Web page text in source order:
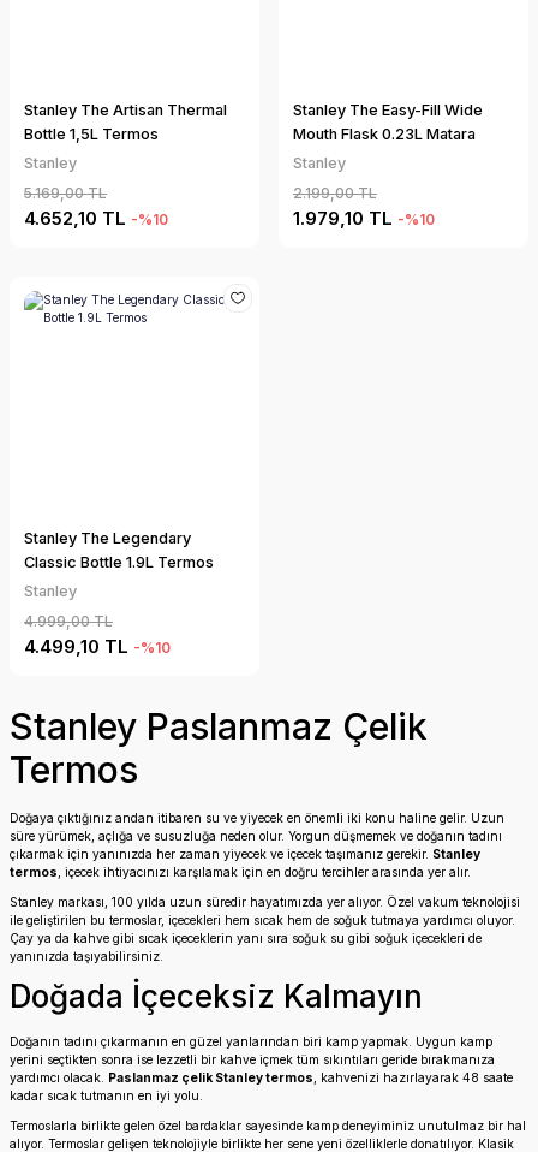
Stanley The Artisan Thermal
Bottle 1,5L Termos
Stanley
5.169,00 TL
4.652,10 TL -%10
Stanley The Easy-Fill Wide
Mouth Flask 0.23L Matara
Stanley
2.199,00 TL
1.979,10 TL -%10
Stanley The Legendary
Classic Bottle 1.9L Termos
Stanley
4.999,00 TL
4.499,10 TL -%10
Stanley Paslanmaz Çelik
Termos
Doğaya çıktığınız andan itibaren su ve yiyecek en önemli iki konu haline gelir. Uzun
süre yürümek, açlığa ve susuzluğa neden olur. Yorgun düşmemek ve doğanın tadını
çıkarmak için yanınızda her zaman yiyecek ve içecek taşımanız gerekir. Stanley
termos , içecek ihtiyacınızı karşılamak için en doğru tercihler arasında yer alır.
Stanley markası, 100 yılda uzun süredir hayatımızda yer alıyor. Özel vakum teknolojisi
ile geliştirilen bu termoslar, içecekleri hem sıcak hem de soğuk tutmaya yardımcı oluyor.
Çay ya da kahve gibi sıcak içeceklerin yanı sıra soğuk su gibi soğuk içecekleri de
yanınızda taşıyabilirsiniz.
Doğada İçeceksiz Kalmayın
Doğanın tadını çıkarmanın en güzel yanlarından biri kamp yapmak. Uygun kamp
yerini seçtikten sonra ise lezzetli bir kahve içmek tüm sıkıntıları geride bırakmanıza
yardımcı olacak. Paslanmaz çelik Stanley termos , kahvenizi hazırlayarak 48 saate
kadar sıcak tutmanın en iyi yolu.
Termoslarla birlikte gelen özel bardaklar sayesinde kamp deneyiminiz unutulmaz bir hal
alıyor. Termoslar gelişen teknolojiyle birlikte her sene yeni özelliklerle donatılıyor. Klasik